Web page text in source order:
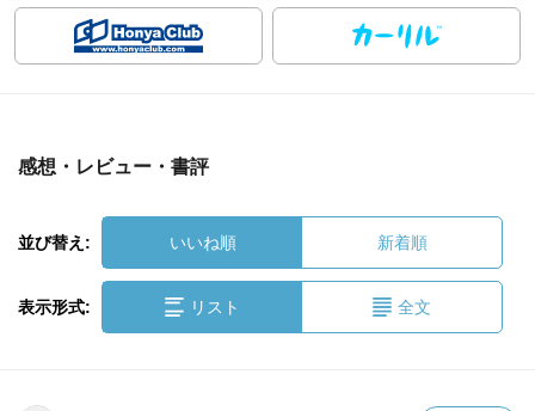
感想・レビュー・書評
並び替え: いいね順 新着順
表示形式: リスト 全文